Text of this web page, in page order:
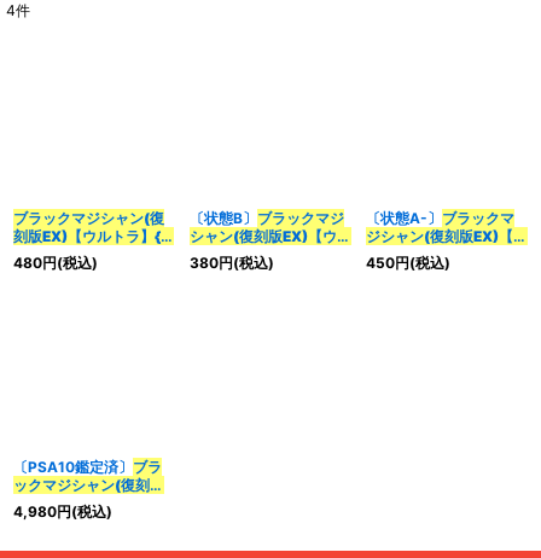
カテゴリ:
4件
ブラックマジシャン(復
刻版EX)【ウルトラ】{-}
《モンスター》
480円(税込)
〔状態B〕 ブラックマジ
シャン(復刻版EX)【ウル
トラ】{-}《モンスタ
ー》
380円(税込)
〔状態A-〕 ブラックマ
ジシャン(復刻版EX)【ウ
ルトラ】{-} 《モンスタ
ー》
450円(税込)
〔PSA10鑑定済〕 ブラ
ックマジシャン(復刻版
EX)【ウルトラ】{-}
ンスター》
4,980円(税込)